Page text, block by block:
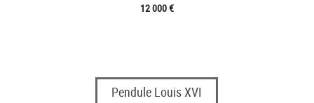
12 000 €
Pendule Louis XVI